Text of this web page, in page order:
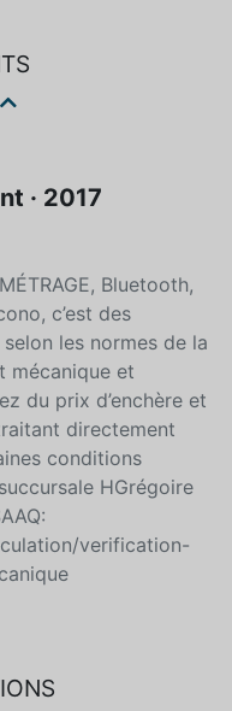
· 2017
Bluetooth,
c’est des
les normes de la
mécanique et
du prix d’enchère et
directement
conditions
HGrégoire
verification-